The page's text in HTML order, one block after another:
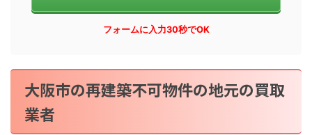
フォームに入力30秒でOK
大阪市の再建築不可物件の地元の買取
業者